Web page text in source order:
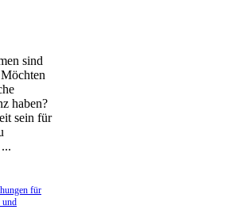
sind
haben?
sein für
für
und